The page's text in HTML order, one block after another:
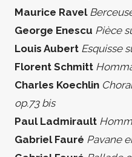
Maurice Ravel
George Enescu Pièce
Louis Aubert Esquisse
Florent Schmitt
Charles Koechlin
op.73 bis
Paul Ladmirault
Gabriel Fauré Pavane